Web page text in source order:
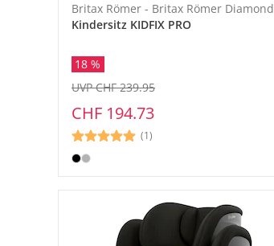
Britax Römer - Britax Römer Diamond
Kindersitz KIDFIX PRO
18 %
CHF 194.73
UVP CHF 239.95
(1)